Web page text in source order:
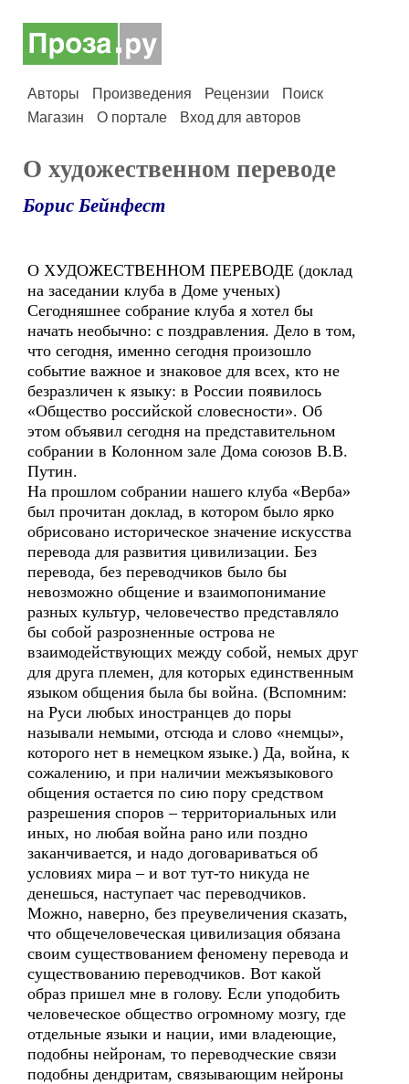
Авторы Произведения Рецензии
Поиск
Магазин
О портале Вход для авторов
О художественном переводе
Борис Бейнфест
О ХУДОЖЕСТВЕННОМ ПЕРЕВОДЕ (доклад
на заседании клуба в Доме ученых)
Сегодняшнее собрание клуба я хотел бы
начать необычно: с поздравления. Дело в том,
что сегодня, именно сегодня произошло
событие важное и знаковое для всех, кто не
безразличен к языку: в России появилось
«Общество российской словесности». Об
этом объявил сегодня на представительном
собрании в Колонном зале Дома союзов В.В.
Путин.
На прошлом собрании нашего клуба «Верба»
был прочитан доклад, в котором было ярко
обрисовано историческое значение искусства
перевода для развития цивилизации. Без
перевода, без переводчиков было бы
невозможно общение и взаимопонимание
разных культур, человечество представляло
бы собой разрозненные острова не
взаимодействующих между собой, немых друг
для друга племен, для которых единственным
языком общения была бы война. (Вспомним:
на Руси любых иностранцев до поры
называли немыми, отсюда и слово «немцы»,
которого нет в немецком языке.) Да, война, к
сожалению, и при наличии межъязыкового
общения остается по сию пору средством
разрешения споров – территориальных или
иных, но любая война рано или поздно
заканчивается, и надо договариваться об
условиях мира – и вот тут-то никуда не
денешься, наступает час переводчиков.
Можно, наверно, без преувеличения сказать,
что общечеловеческая цивилизация обязана
своим существованием феномену перевода и
существованию переводчиков. Вот какой
образ пришел мне в голову. Если уподобить
человеческое общество огромному мозгу, где
отдельные языки и нации, ими владеющие,
подобны нейронам, то переводческие связи
подобны дендритам, связывающим нейроны